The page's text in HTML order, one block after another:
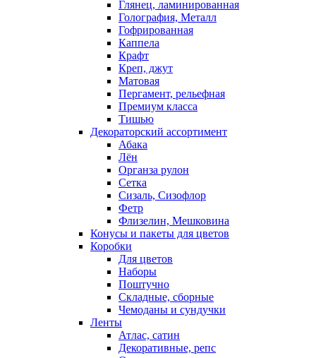
Глянец, ламинированная
Голография, Металл
Гофрированная
Каппела
Крафт
Креп, джут
Матовая
Пергамент, рельефная
Премиум класса
Тишью
Декораторский ассортимент
Абака
Лён
Органза рулон
Сетка
Сизаль, Сизофлор
Фетр
Флизелин, Мешковина
Конусы и пакеты для цветов
Коробки
Для цветов
Наборы
Поштучно
Складные, сборные
Чемоданы и сундучки
Ленты
Атлас, сатин
Декоративные, репс